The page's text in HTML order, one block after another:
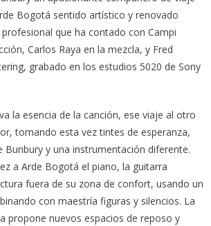
Bogotá sentido artístico y renovado
que ha contado con Campi
Carlos Raya en la mezcla, y Fred
grabado en los estudios 5020 de Sony
la esencia de la canción, ese viaje al otro
tomando esta vez tintes de esperanza,
Bunbury y una instrumentación diferente.
a Arde Bogotá el piano, la guitarra
fuera de su zona de confort, usando un
con maestría figuras y silencios. La
propone nuevos espacios de reposo y